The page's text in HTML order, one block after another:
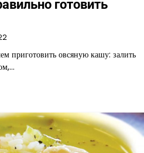
готовить
приготовить овсяную кашу: залить